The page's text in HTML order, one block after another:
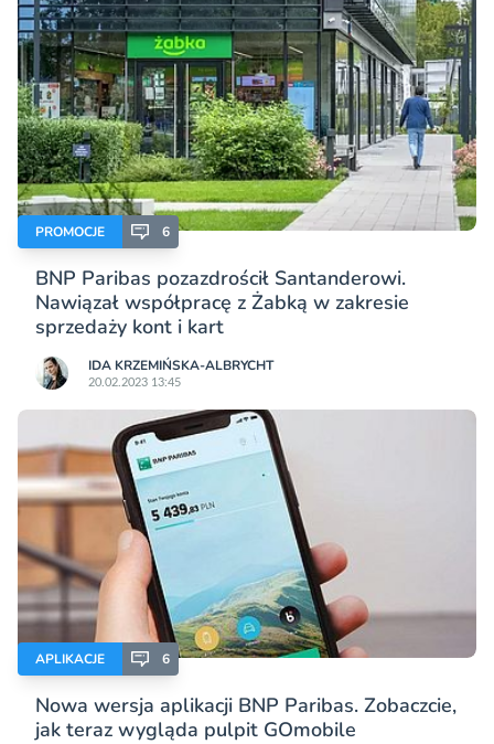
PROMOCJE 6
BNP Paribas pozazdrościł Santanderowi.
Nawiązał współpracę z Żabką w zakresie
sprzedaży kont i kart
IDA KRZEMIŃSKA-ALBRYCHT
20.02.2023 13:45
APLIKACJE 6
Nowa wersja aplikacji BNP Paribas. Zobaczcie,
jak teraz wygląda pulpit GOmobile